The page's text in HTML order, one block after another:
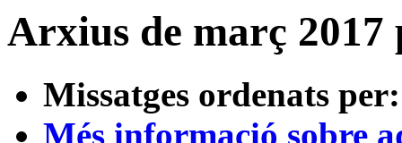
Arxius de març 2017
Missatges ordenats per:
Més informació sobre